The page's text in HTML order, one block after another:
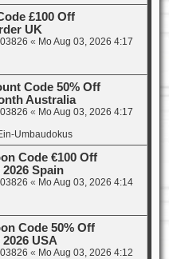
£100 Off
UK
« Mo Aug 03, 2026 4:17
Code 50% Off
Australia
« Mo Aug 03, 2026 4:17
Umbaudokus
Code €100 Off
Spain
« Mo Aug 03, 2026 4:14
Code 50% Off
USA
« Mo Aug 03, 2026 4:12